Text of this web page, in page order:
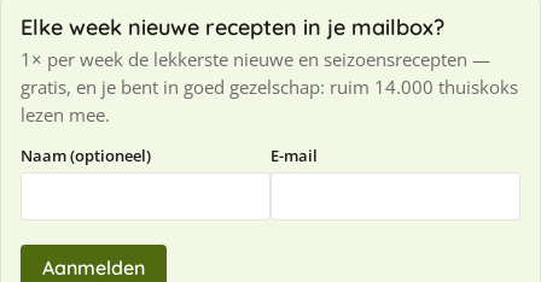
Elke week nieuwe recepten in je mailbox?
1× per week de lekkerste nieuwe en seizoensrecepten —
gratis, en je bent in goed gezelschap: ruim 14.000 thuiskoks
lezen mee.
Naam (optioneel) E-mail
Aanmelden